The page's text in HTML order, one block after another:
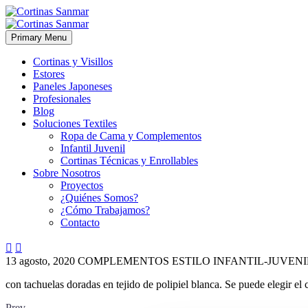
Primary Menu
Cortinas y Visillos
Estores
Paneles Japoneses
Profesionales
Blog
Soluciones Textiles
Ropa de Cama y Complementos
Infantil Juvenil
Cortinas Técnicas y Enrollables
Sobre Nosotros
Proyectos
¿Quiénes Somos?
¿Cómo Trabajamos?
Contacto
 
13 agosto, 2020 COMPLEMENTOS ESTILO INFANTIL-
con tachuelas doradas en tejido de polipiel blanca. Se puede elegir el